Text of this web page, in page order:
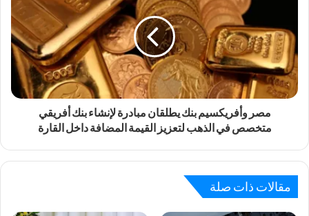
مصر وأفريكسيم بنك يطلقان مبادرة لإنشاء بنك أفريقي
متخصص في الذهب لتعزيز القيمة المضافة داخل القارة
مقالات ذات صلة